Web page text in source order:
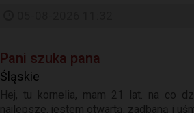
Pani szuka pana
Śląskie
Hej, tu kornelia, mam 21 lat. na co
najlepsze. jestem otwartą, zadbaną i